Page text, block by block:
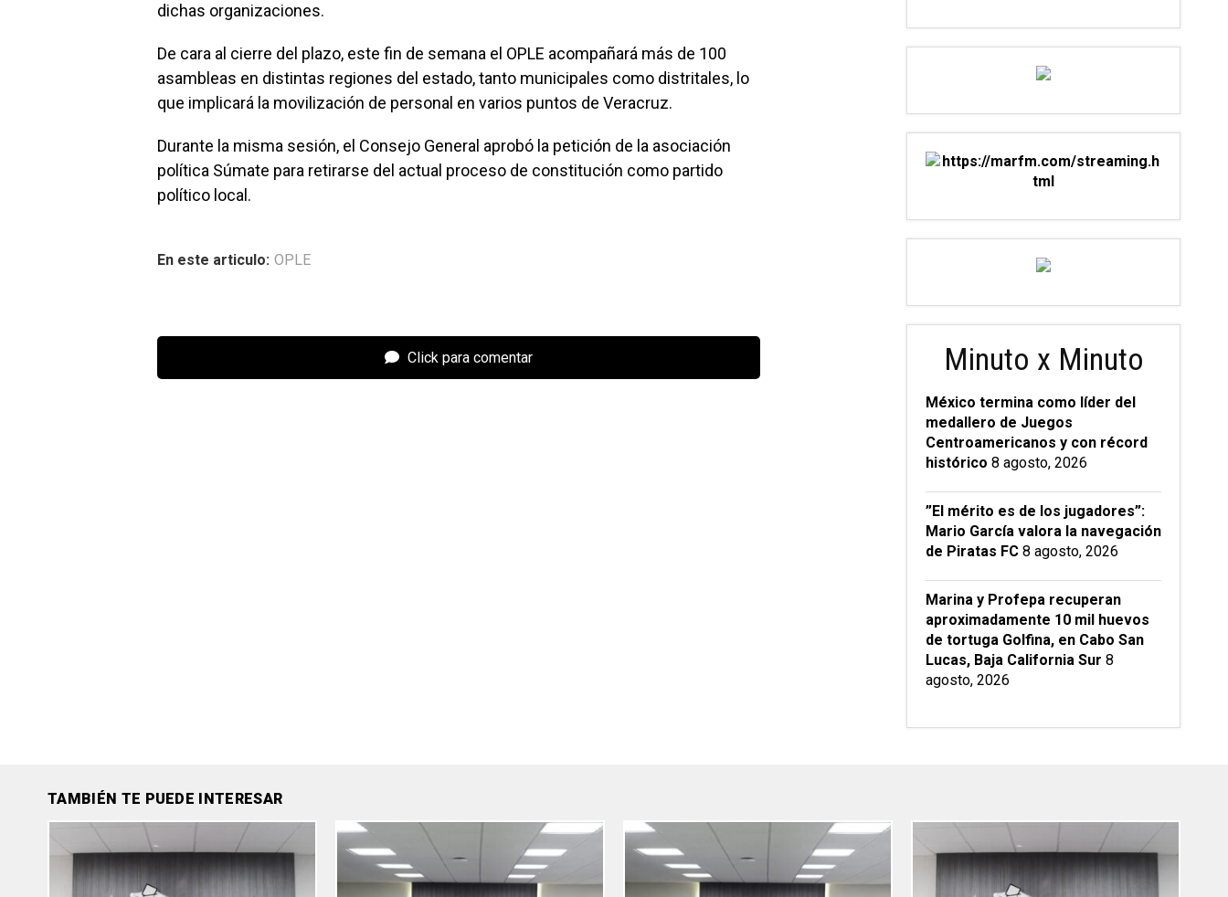
dichas organizaciones.
De cara al cierre del plazo, este fin de semana el OPLE acompañará más de 100
asambleas en distintas regiones del estado, tanto municipales como distritales, lo
que implicará la movilización de personal en varios puntos de Veracruz.
Durante la misma sesión, el Consejo General aprobó la petición de la asociación
política Súmate para retirarse del actual proceso de constitución como partido
político local.
En este articulo: OPLE
Click para comentar Minuto x Minuto
México termina como líder del
medallero de Juegos
Centroamericanos y con récord
histórico 8 agosto, 2026
”El mérito es de los jugadores”:
Mario García valora la navegación
de Piratas FC 8 agosto, 2026
Marina y Profepa recuperan
aproximadamente 10 mil huevos
de tortuga Golfina, en Cabo San
Lucas, Baja California Sur 8
agosto, 2026
TAMBIÉN TE PUEDE INTERESAR